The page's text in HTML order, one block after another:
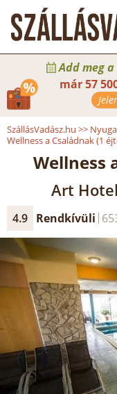
Add meg
már57
SzállásVadász.hu >>
Wellness a Családnak (1
Wellness
Art
4.9 Rendkívüli